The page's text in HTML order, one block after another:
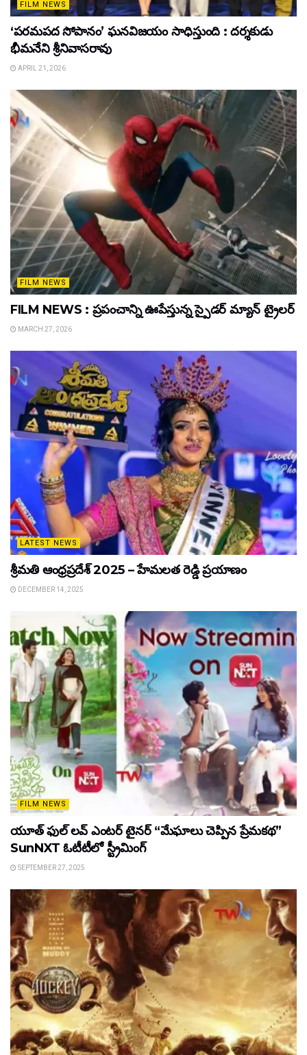
FILM NEWS
‘పరమపద సోపానం’ ఘనవిజయం సాధిస్తుంది : దర్శకుడు
భీమనేని శ్రీనివాసరావు
APRIL 21, 2026
FILM NEWS
FILM NEWS : ప్రపంచాన్ని ఊపేస్తున్న స్పైడర్ మ్యాన్ ట్రైలర్
MARCH 27, 2026
LATEST NEWS
శ్రీమతి ఆంధ్రప్రదేశ్ 2025 – హేమలత రెడ్డి ప్రయాణం
DECEMBER 14, 2025
FILM NEWS
యూత్ ఫుల్ లవ్ ఎంటర్ టైనర్ “మేఘాలు చెప్పిన ప్రేమకథ”
SunNXT ఓటీటీలో స్ట్రీమింగ్
SEPTEMBER 27, 2025